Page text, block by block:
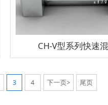
CH-V型系列快速
3 4 下一页> 尾页